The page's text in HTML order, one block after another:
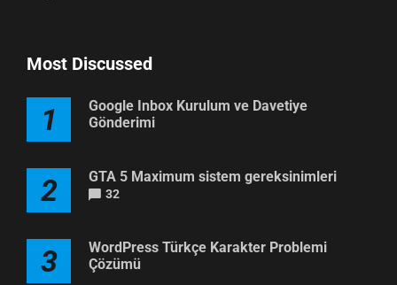
Most Discussed
1
Google Inbox Kurulum ve Davetiye
Gönderimi
2 GTA 5 Maximum sistem gereksinimleri
32
3
WordPress Türkçe Karakter Problemi
Çözümü